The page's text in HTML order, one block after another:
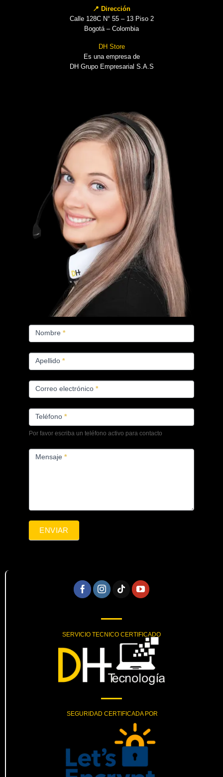
📍 Dirección
Calle 128C N° 55 – 13 Piso 2
Bogotá – Colombia
DH Store
Es una empresa de
DH Grupo Empresarial S.A.S
PRODUCTOS
Nombre*
Apellido*
Correo electrónico*
Teléfono*
Por favor escriba un teléfono activo para contacto
Mensaje*
ENVIAR
SERVICIO TECNICO CERTIFICADO
SEGURIDAD CERTIFICADA POR